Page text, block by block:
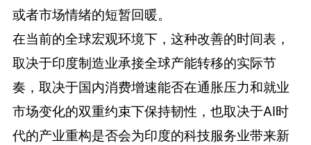
或者市场情绪的短暂回暖。
在当前的全球宏观环境下，这种改善的时间表，
取决于印度制造业承接全球产能转移的实际节
奏，取决于国内消费增速能否在通胀压力和就业
市场变化的双重约束下保持韧性，也取决于AI时
代的产业重构是否会为印度的科技服务业带来新